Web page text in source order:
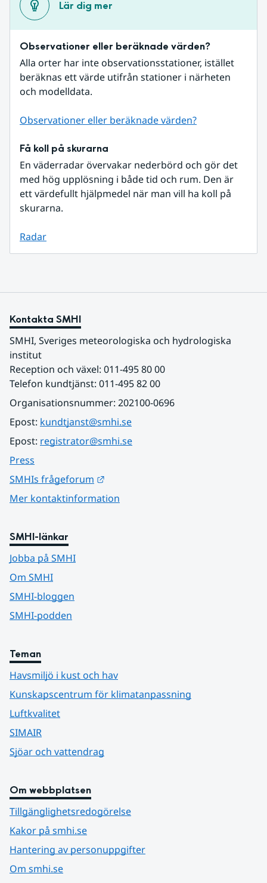
Lär dig mer
Observationer eller beräknade värden?
Alla orter har inte observationsstationer, istället
beräknas ett värde utifrån stationer i närheten
och modelldata.
Observationer eller beräknade värden?
Få koll på skurarna
En väderradar övervakar nederbörd och gör det
med hög upplösning i både tid och rum. Den är
ett värdefullt hjälpmedel när man vill ha koll på
skurarna.
Radar
Kontakta SMHI
SMHI, Sveriges meteorologiska och hydrologiska
institut
Reception och växel: 011-495 80 00
Telefon kundtjänst: 011-495 82 00
Organisationsnummer: 202100-0696
Epost: kundtjanst@smhi.se
Epost: registrator@smhi.se
Press
SMHIs frågeforum
Mer kontaktinformation
SMHI-länkar
Jobba på SMHI
Om SMHI
SMHI-bloggen
SMHI-podden
Teman
Havsmiljö i kust och hav
Kunskapscentrum för klimatanpassning
Luftkvalitet
SIMAIR
Sjöar och vattendrag
Om webbplatsen
Tillgänglighetsredogörelse
Kakor på smhi.se
Hantering av personuppgifter
Om smhi.se